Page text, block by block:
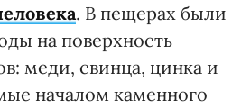
. В пещерах были
на поверхность
меди, свинца, цинка и
началом каменного